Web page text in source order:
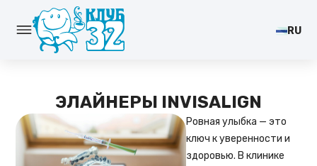
RU
ЭЛАЙНЕРЫ INVISALIGN
Ровная улыбка — это
ключ к уверенности и
здоровью. В клинике